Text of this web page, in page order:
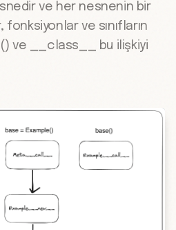
ve her nesnenin bir
ve sınıfların
ve __class__ bu ilişkiyi